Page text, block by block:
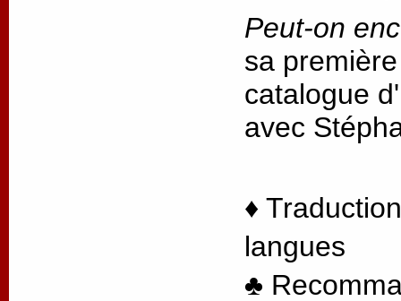
Peut-on
sa
catalogue
avec
♦
langues
♣